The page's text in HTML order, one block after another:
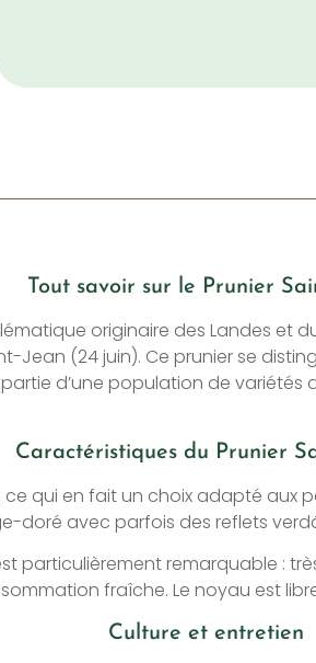
Tout savoir sur le Prunier
originaire des Landes
(24 juin). Ce prunier se
d’une population de
Caractéristiques du Prunier
ce qui en fait un choix adapté aux
doré avec parfois des reflets
particulièrement remarquable :
fraîche. Le noyau est
Culture et entretien